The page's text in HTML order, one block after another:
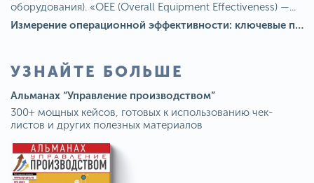
оборудования). «OEE (Overall Equipment Effectiveness) —...
Измерение операционной эффективности: ключевые показатели для непрерывного совершенствования
УЗНАЙТЕ БОЛЬШЕ
Альманах “Управление производством”
300+ мощных кейсов, готовых к использованию чек-
листов и других полезных материалов